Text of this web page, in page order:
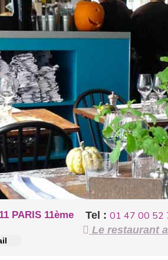
PARIS 11ème Tel : 01 47 00 52
Le restaurant